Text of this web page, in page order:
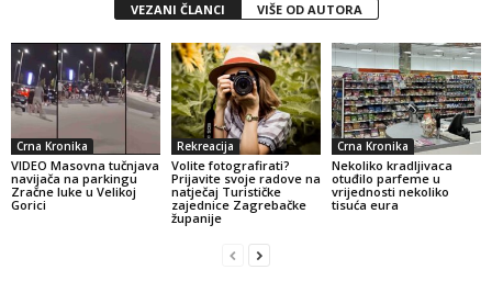
VEZANI ČLANCI VIŠE OD AUTORA
Crna Kronika
VIDEO Masovna tučnjava
navijača na parkingu
Zračne luke u Velikoj
Gorici
Rekreacija
Volite fotografirati?
Prijavite svoje radove na
natječaj Turističke
zajednice Zagrebačke
županije
Crna Kronika
Nekoliko kradljivaca
otuđilo parfeme u
vrijednosti nekoliko
tisuća eura